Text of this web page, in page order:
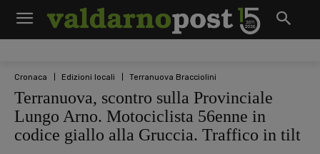
Cronaca Edizioni locali Terranuova Bracciolini
Terranuova, scontro sulla Provinciale
Lungo Arno. Motociclista 56enne in
codice giallo alla Gruccia. Traffico in tilt